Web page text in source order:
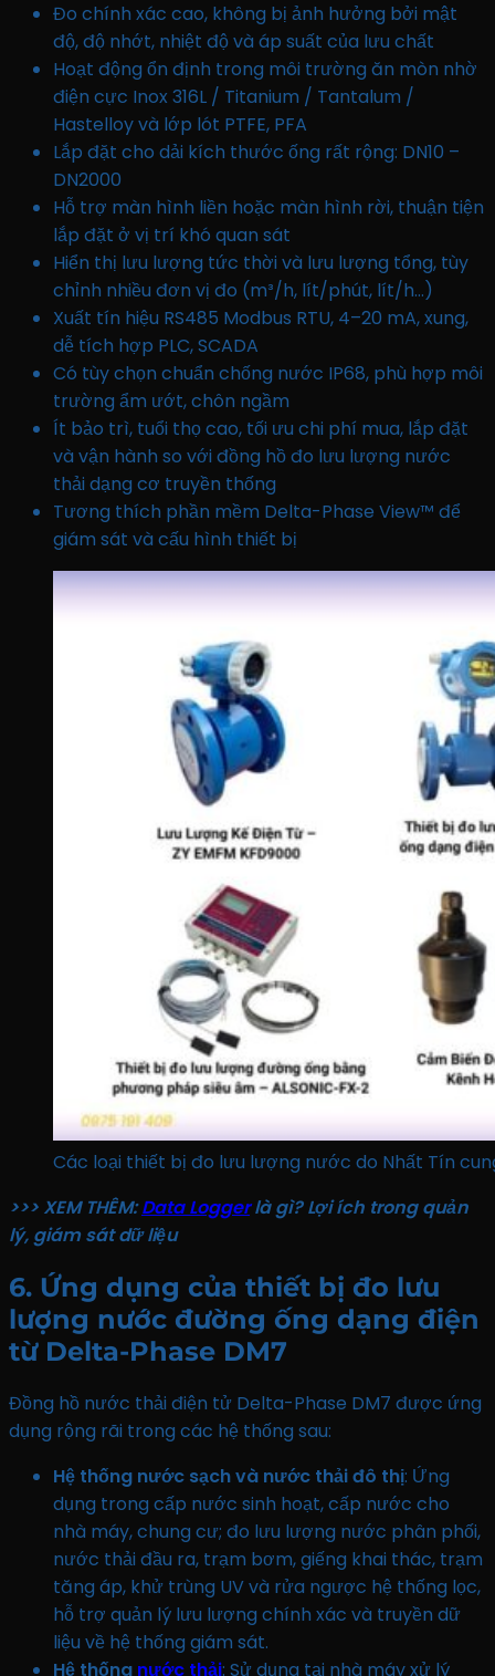
Đo chính xác cao, không bị ảnh hưởng bởi mật
độ, độ nhớt, nhiệt độ và áp suất của lưu chất
Hoạt động ổn định trong môi trường ăn mòn nhờ
điện cực Inox 316L / Titanium / Tantalum /
Hastelloy và lớp lót PTFE, PFA
Lắp đặt cho dải kích thước ống rất rộng: DN10 –
DN2000
Hỗ trợ màn hình liền hoặc màn hình rời, thuận tiện
lắp đặt ở vị trí khó quan sát
Hiển thị lưu lượng tức thời và lưu lượng tổng, tùy
chỉnh nhiều đơn vị đo (m³/h, lít/phút, lít/h…)
Xuất tín hiệu RS485 Modbus RTU, 4–20 mA, xung,
dễ tích hợp PLC, SCADA
Có tùy chọn chuẩn chống nước IP68, phù hợp môi
trường ẩm ướt, chôn ngầm
Ít bảo trì, tuổi thọ cao, tối ưu chi phí mua, lắp đặt
và vận hành so với đồng hồ đo lưu lượng nước
thải dạng cơ truyền thống
Tương thích phần mềm Delta-Phase View™ để
giám sát và cấu hình thiết bị
Các loại thiết bị đo lưu lượng nước do Nhất Tín
>>> XEM THÊM:Data Loggerlà gì? Lợi ích trong quản
lý, giám sát dữ liệu
6. Ứng dụng của thiết bị đo lưu
lượng nước đường ống dạng điện
từ Delta-Phase DM7
Đồng hồ nước thải điện tử Delta-Phase DM7 được ứng
dụng rộng rãi trong các hệ thống sau:
Hệ thống nước sạch và nước thải đô thị: Ứng
dụng trong cấp nước sinh hoạt, cấp nước cho
nhà máy, chung cư; đo lưu lượng nước phân phối,
nước thải đầu ra, trạm bơm, giếng khai thác, trạm
tăng áp, khử trùng UV và rửa ngược hệ thống lọc,
hỗ trợ quản lý lưu lượng chính xác và truyền dữ
liệu về hệ thống giám sát.
Hệ thống nước thải: Sử dụng tại nhà máy xử lý